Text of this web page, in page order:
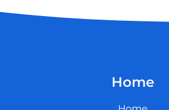
Home